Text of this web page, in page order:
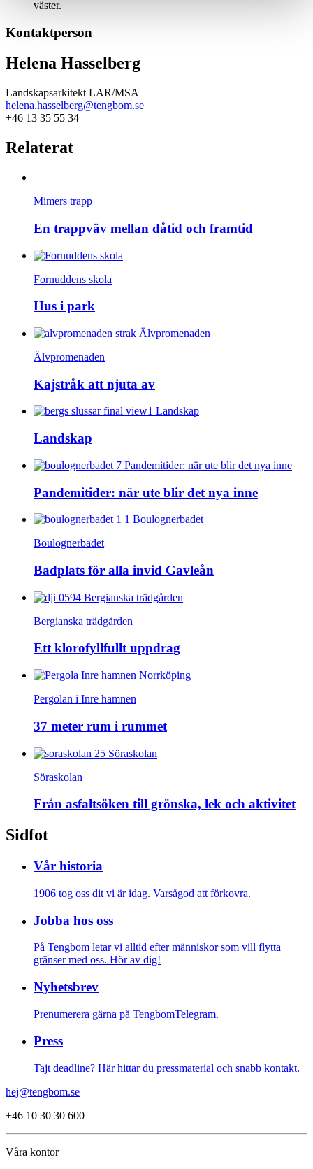
väster.
Kontaktperson
Helena Hasselberg
Landskapsarkitekt LAR/MSA
helena.hasselberg@tengbom.se
+46 13 35 55 34
Relaterat
Mimers trapp
En trappväv mellan dåtid och framtid
Fornuddens skola
Hus i park
Älvpromenaden
Kajstråk att njuta av
Landskap
Pandemitider: när ute blir det nya inne
Boulognerbadet
Badplats för alla invid Gavleån
Bergianska trädgården
Ett klorofyllfullt uppdrag
Pergolan i Inre hamnen
37 meter rum i rummet
Söraskolan
Från asfaltsöken till grönska, lek och aktivitet
Sidfot
Vår historia
1906 tog oss dit vi är idag. Varsågod att förkovra.
Jobba hos oss
På Tengbom letar vi alltid efter människor som vill flytta
gränser med oss. Hör av dig!
Nyhetsbrev
Prenumerera gärna på TengbomTelegram.
Press
Tajt deadline? Här hittar du pressmaterial och snabb kontakt.
hej@tengbom.se
+46 10 30 30 600
Våra kontor